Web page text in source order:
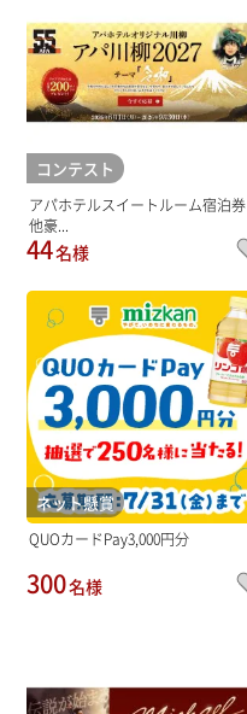
コンテスト
アパホテルスイートルーム宿泊券
他豪...
44名様
ネット懸賞
QUOカードPay3,000円分
300名様